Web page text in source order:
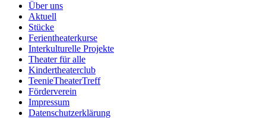
Über uns
Aktuell
Stücke
Ferientheaterkurse
Interkulturelle Projekte
Theater für alle
Kindertheaterclub
TeenieTheaterTreff
Förderverein
Impressum
Datenschutzerklärung